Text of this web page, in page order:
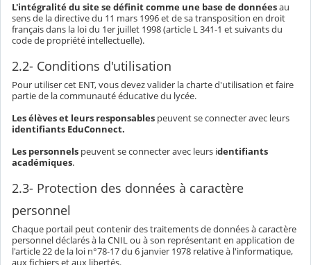
L'intégralité du site se définit comme une base de donnéesau
sens de la directive du 11 mars 1996 et de sa transposition en droit
français dans la loi du 1er juillet 1998 (article L 341-1 et suivants du
code de propriété intellectuelle).
2.2- Conditions d'utilisation
Pour utiliser cet ENT, vous devez valider la charte d'utilisation et faire
partie de la communauté éducative du lycée.
Les élèves et leurs responsables peuvent se connecter avec leurs
identifiants EduConnect.
Les personnels peuvent se connecter avec leurs identifiants
académiques.
2.3- Protection des données à caractère
personnel
Chaque portail peut contenir des traitements de données à caractère
personnel déclarés à la CNIL ou à son représentant en application de
l'article 22 de la loi n°78-17 du 6 janvier 1978 relative à l'informatique,
aux fichiers et aux libertés.